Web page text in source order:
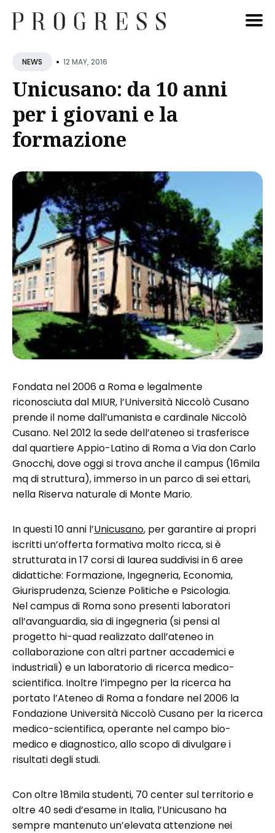
Cerca
NEWS • 12 MAY, 2016
Unicusano: da 10 anni
per i giovani e la
formazione
Fondata nel 2006 a Roma e legalmente
riconosciuta dal MIUR, l’Università Niccolò Cusano
prende il nome dall’umanista e cardinale Niccolò
Cusano. Nel 2012 la sede dell’ateneo si trasferisce
dal quartiere Appio-Latino di Roma a Via don Carlo
Gnocchi, dove oggi si trova anche il campus (16mila
mq di struttura), immerso in un parco di sei ettari,
nella Riserva naturale di Monte Mario.
In questi 10 anni l’Unicusano, per garantire ai propri
iscritti un’offerta formativa molto ricca, si è
strutturata in 17 corsi di laurea suddivisi in 6 aree
didattiche: Formazione, Ingegneria, Economia,
Giurisprudenza, Scienze Politiche e Psicologia.
Nel campus di Roma sono presenti laboratori
all’avanguardia, sia di ingegneria (si pensi al
progetto hi-quad realizzato dall’ateneo in
collaborazione con altri partner accademici e
industriali) e un laboratorio di ricerca medico-
scientifica. Inoltre l’impegno per la ricerca ha
portato l’Ateneo di Roma a fondare nel 2006 la
Fondazione Università Niccolò Cusano per la ricerca
medico-scientifica, operante nel campo bio-
medico e diagnostico, allo scopo di divulgare i
risultati degli studi.
Con oltre 18mila studenti, 70 center sul territorio e
oltre 40 sedi d’esame in Italia, l’Unicusano ha
sempre mantenuto un’elevata attenzione nei